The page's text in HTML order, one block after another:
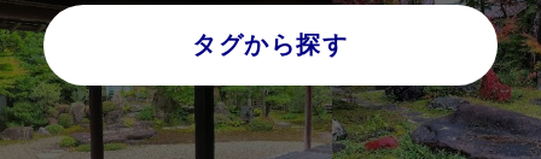
タグから探す